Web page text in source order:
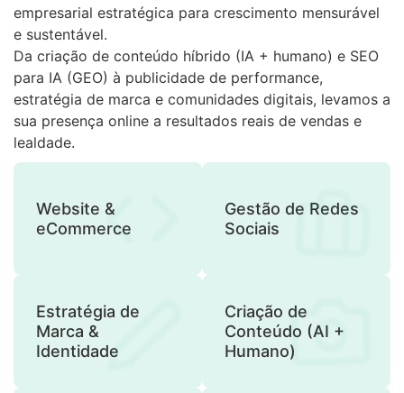
empresarial estratégica para crescimento mensurável
e sustentável.
Da criação de conteúdo híbrido (IA + humano) e SEO
para IA (GEO) à publicidade de performance,
estratégia de marca e comunidades digitais, levamos a
sua presença online a resultados reais de vendas e
lealdade.
Website &
eCommerce
Gestão de Redes
Sociais
Estratégia de
Marca &
Identidade
Criação de
Conteúdo (AI +
Humano)